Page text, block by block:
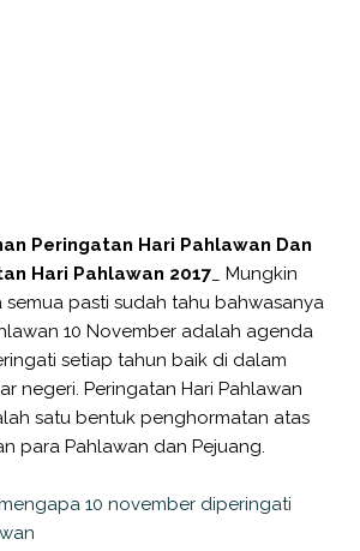
Peringatan Hari Pahlawan Dan
Hari Pahlawan 2017 _ Mungkin
pasti sudah tahu bahwasanya
10 November adalah agenda
setiap tahun baik di dalam
negeri. Peringatan Hari Pahlawan
satu bentuk penghormatan atas
para Pahlawan dan Pejuang.
10 november diperingati